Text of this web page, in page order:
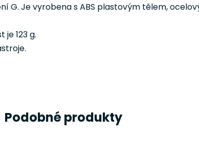
G. Je vyrobena s ABS plastovým tělem,
je 123 g.
Podobné produkty